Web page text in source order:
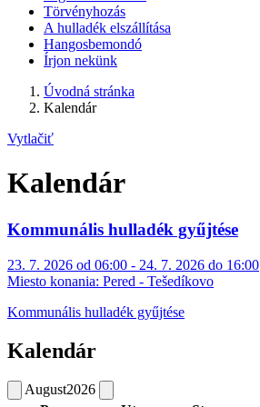
Törvényhozás
A hulladék elszállítása
Hangosbemondó
Írjon nekünk
Úvodná stránka
Kalendár
Vytlačiť
Kalendár
Kommunális hulladék gyűjtése
23. 7. 2026 od 06:00 - 24. 7. 2026 do 16:00
Miesto konania: Pered - Tešedíkovo
Kommunális hulladék gyűjtése
Kalendár
August2026